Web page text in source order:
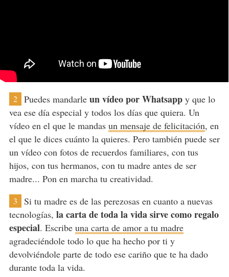
2 Puedes mandarle un vídeo por Whatsappy que lo
vea ese día especial y todos los días que quiera. Un
vídeo en el que le mandas un mensaje de felicitación, en
el que le dices cuánto la quieres. Pero también puede ser
un vídeo con fotos de recuerdos familiares, con tus
hijos, con tus hermanos, con tu madre antes de ser
madre... Pon en marcha tu creatividad.
3
Si tu madre es de las perezosas en cuanto a nuevas
tecnologías, la carta de toda la vida sirve como regalo
especial. Escribe una carta de amor a tu madre
agradeciéndole todo lo que ha hecho por ti y
devolviéndole parte de todo ese cariño que te ha dado
durante toda la vida.